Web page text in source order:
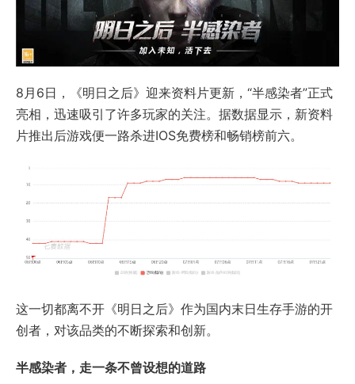
8月6日，《明日之后》迎来资料片更新，“半感染者”正式
亮相，迅速吸引了许多玩家的关注。据数据显示，新资料
片推出后游戏便一路杀进IOS免费榜和畅销榜前六。
这一切都离不开《明日之后》作为国内末日生存手游的开
创者，对该品类的不断探索和创新。
半感染者，走一条不曾设想的道路